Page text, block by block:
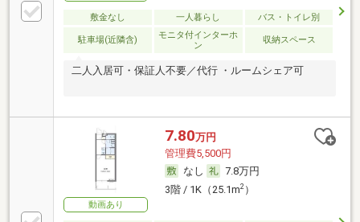
敷金なし 一人暮らし バス・トイレ別
駐車場(近隣含)
モニタ付インターホ
ン
収納スペース
二人入居可・保証人不要／代行 ・ルームシェア可
動画あり
7.80万円
管理費5,500円
なし
7.8万円
3階 / 1K（25.1m2）